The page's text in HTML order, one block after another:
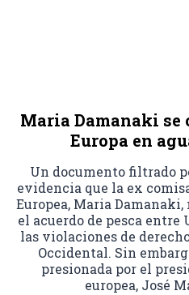
Maria Damanaki se
Europa en
Un documento filtrado
evidencia que la ex
Europea, Maria
el acuerdo de pesca entre
las violaciones de
Occidental. Sin
presionada por el
europea, José